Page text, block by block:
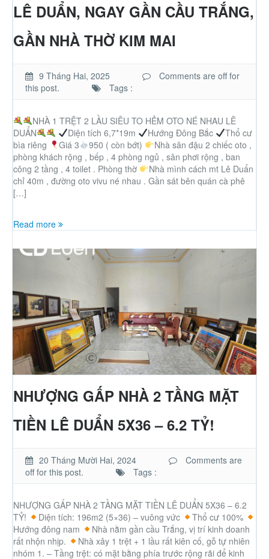
LÊ DUẨN, NGAY GẦN CẦU TRẮNG,
GẦN NHÀ THỜ KIM MAI
9 Tháng Hai, 2025
Comments are off for
this post.
Tags :
NHÀ 1 TRỆT 2 LẦU SIÊU TO HẺM OTO NÉ NHAU LÊ
DUẨN
Diện tích 6,7*19m Hướng Đông Bắc
Thổ cư
bìa riêng
Giá 3 950 ( còn bớt)
Nhà sân đậu 2 chiếc oto ,
phòng khách rộng , bếp , 4 phòng ngủ , sân phơi rộng , ban
công 2 tầng , 4 toilet . Phòng thờ
Nhà mình cách mt Lê Duẩn
chỉ 40m , đường oto vivu né nhau . Gần sát bên quán cà phê
[…]
Read more
NHƯỢNG GẤP NHÀ 2 TẦNG MẶT
TIỀN LÊ DUẨN 5X36 – 6.2 TỶ!
20 Tháng Mười Hai, 2024
Comments are
off for this post.
Tags :
NHƯỢNG GẤP NHÀ 2 TẦNG MẶT TIỀN LÊ DUẨN 5X36 – 6.2
TỶ!
Diện tích: 196m2 (5×36) – vuông vức
Thổ cư 100%
Hướng đông nam
Nhà nằm gần cầu Trắng, vị trí kinh doanh
rất nhộn nhịp.
Nhà xây 1 trệt + 1 lầu rất kiên cố, gỗ tự nhiên
nhóm 1. – Tầng trệt: có mặt bằng phía trước rộng rãi để kinh